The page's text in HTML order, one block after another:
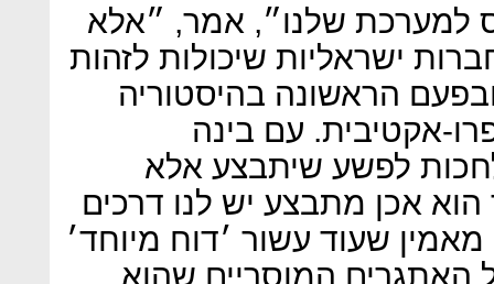
למערכת שלנו״, אמר, ״אלא
ישראליות שיכולות לזהות
הראשונה בהיסטוריה
אקטיבית. עם בינה
לפשע שיתבצע אלא
אכן מתבצע יש לנו דרכים
שעוד עשור ׳דוח מיוחד׳
האתגרים המוסריים שהוא